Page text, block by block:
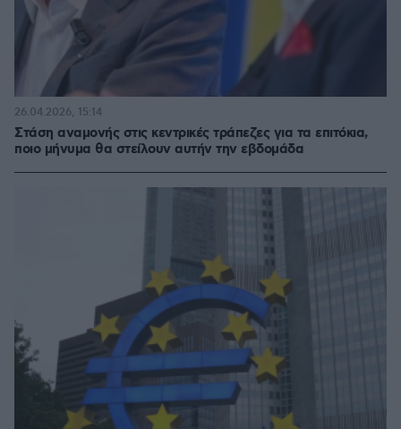
Στάση αναμονής στις κεντρικές τράπεζες για τα επιτόκια,
ποιο μήνυμα θα στείλουν αυτήν την εβδομάδα
26.04.2026, 15:14